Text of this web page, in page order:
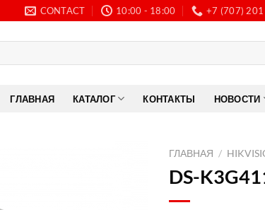
CONTACT 10:00 - 18:00 +7 (707)
ГЛАВНАЯ КАТАЛОГ КОНТАКТЫ НОВОСТИ
ГЛАВНАЯ /
DS-